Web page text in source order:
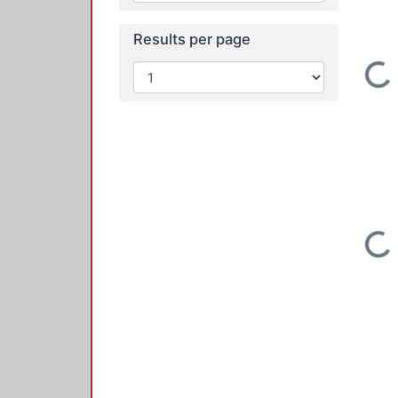
Results per page Loading...
Loading...